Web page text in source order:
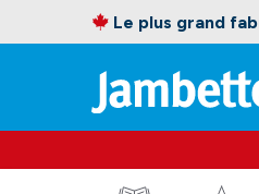
Le plus grand